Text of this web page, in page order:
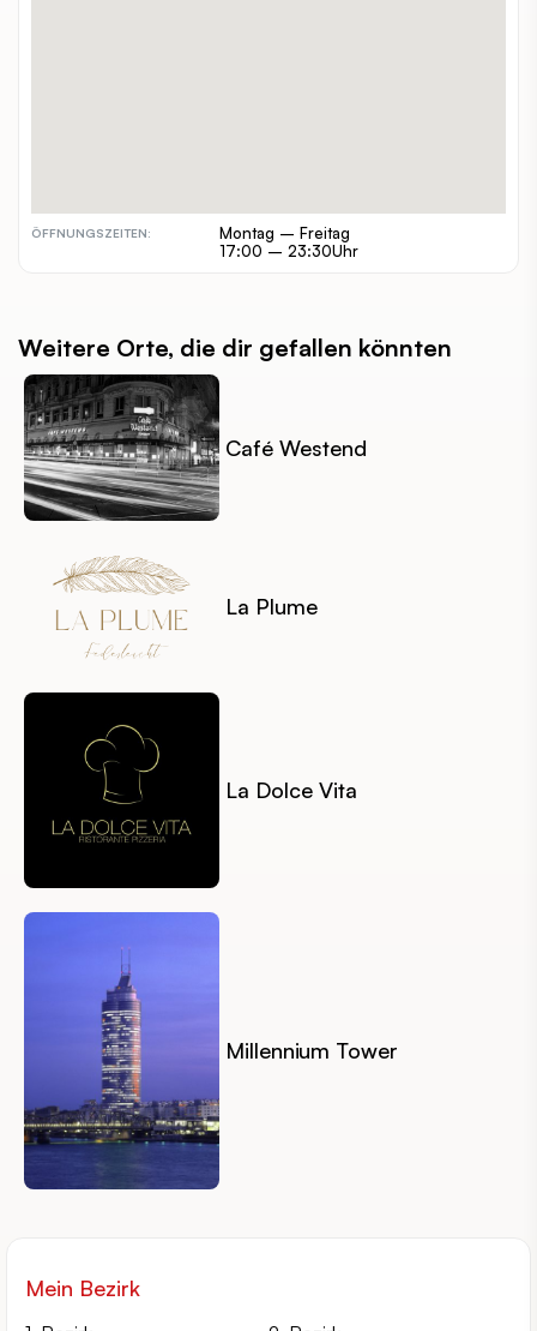
ÖFFNUNGSZEITEN:
Montag – Freitag
17:00 – 23:30Uhr
Weitere Orte, die dir gefallen könnten
Café Westend
La Plume
La Dolce Vita
Millennium Tower
Mein Bezirk